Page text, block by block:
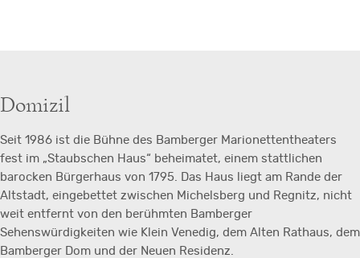
Domizil
Seit 1986 ist die Bühne des Bamberger Marionettentheaters
fest im „Staubschen Haus“ beheimatet, einem stattlichen
barocken Bürgerhaus von 1795. Das Haus liegt am Rande der
Altstadt, eingebettet zwischen Michelsberg und Regnitz, nicht
weit entfernt von den berühmten Bamberger
Sehenswürdigkeiten wie Klein Venedig, dem Alten Rathaus, dem
Bamberger Dom und der Neuen Residenz.